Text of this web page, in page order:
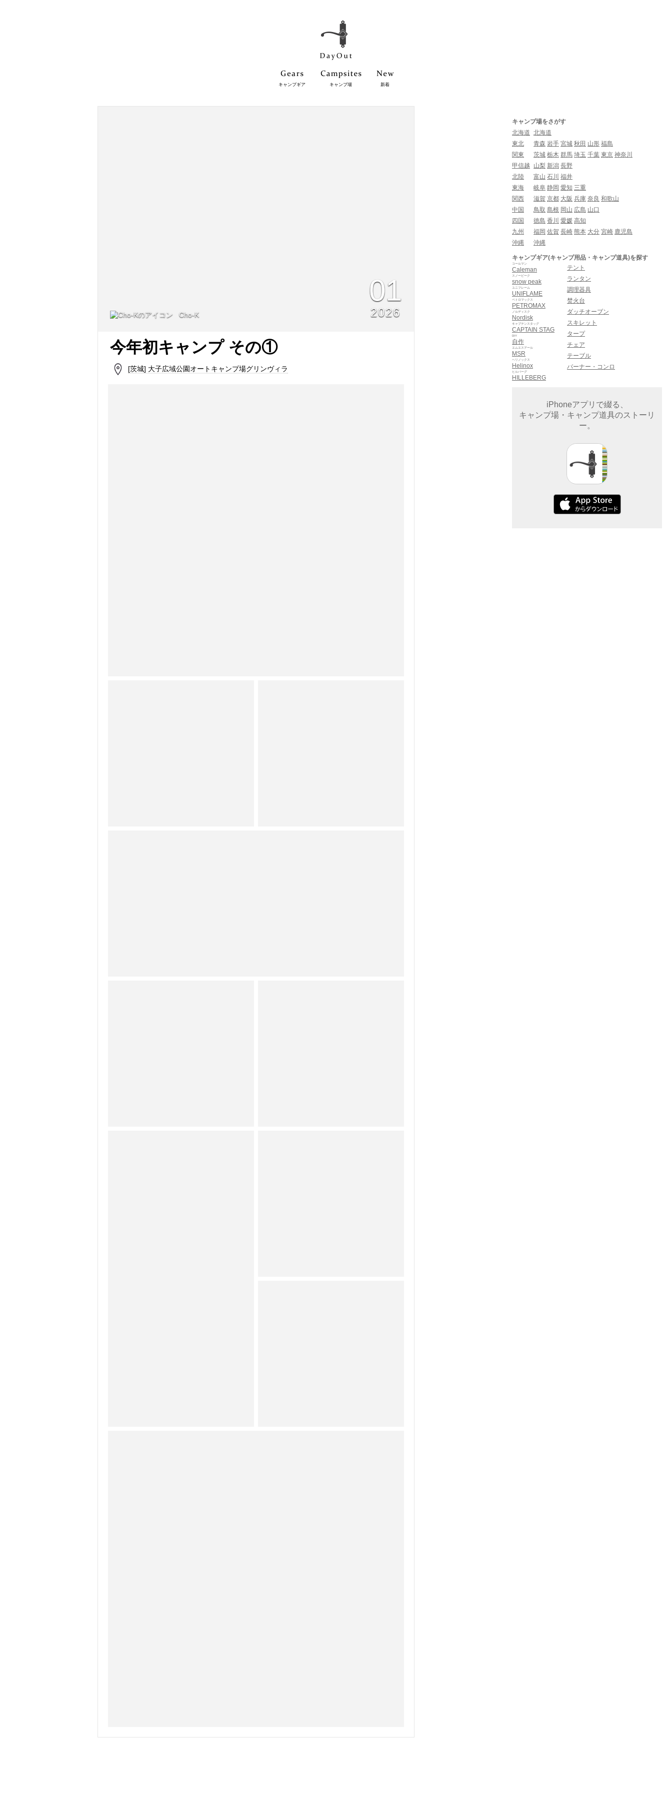
キャンプギア キャンプ場 新着
Cho-K
01
2026
今年初キャンプ その①
[茨城] 大子広域公園オートキャンプ場グリンヴィラ
キャンプ場をさがす
北海道 北海道
東北
青森 岩手 宮城 秋田 山形 福島
関東
茨城 栃木 群馬 埼玉 千葉 東京 神奈川
甲信越
山梨 新潟 長野
北陸
富山 石川 福井
東海
岐阜 静岡 愛知 三重
関西
滋賀 京都 大阪 兵庫 奈良 和歌山
中国
鳥取 島根 岡山 広島 山口
四国
徳島 香川 愛媛 高知
九州
福岡 佐賀 長崎 熊本 大分 宮崎 鹿児島
沖縄
沖縄
キャンプギア(キャンプ用品・キャンプ道具)を探す
Caleman
コールマン
snow peak
スノーピーク
UNIFLAME
ユニフレーム
PETROMAX
ペトロマックス
Nordisk
ノルディスク
CAPTAIN STAG
キャプテンスタッグ
自作
DIY
MSR
エムエスアール
Helinox
ヘリノックス
HILLEBERG
ヒルバーグ
テント
ランタン
調理器具
焚火台
ダッチオーブン
スキレット
タープ
チェア
テーブル
バーナー・コンロ
iPhoneアプリで綴る、
キャンプ場・キャンプ道具のストーリ
ー。